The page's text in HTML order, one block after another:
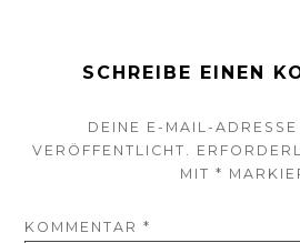
SCHREIBE EINEN
DEINE E-MAIL-
VERÖFFENTLICHT.
MIT *
KOMMENTAR*